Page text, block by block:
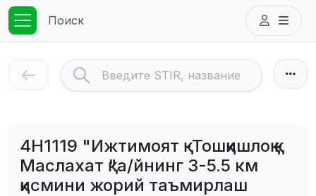
Поиск
4Н1119 "Ижтимоят қ-Тошқишлоқ қ-
Маслахат қ"а/йнинг 3-5.5 км
қисмини жорий таъмирлаш